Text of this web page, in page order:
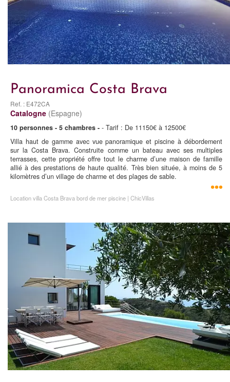
Panoramica Costa Brava
Ref. : E472CA
Catalogne (Espagne)
10 personnes - 5 chambres - - Tarif : De 11150€ à 12500€
Villa haut de gamme avec vue panoramique et piscine à débordement
sur la Costa Brava. Construite comme un bateau avec ses multiples
terrasses, cette propriété offre tout le charme d’une maison de famille
allié à des prestations de haute qualité. Très bien située, à moins de 5
kilomètres d’un village de charme et des plages de sable.
Location villa Costa Brava bord de mer piscine | ChicVillas